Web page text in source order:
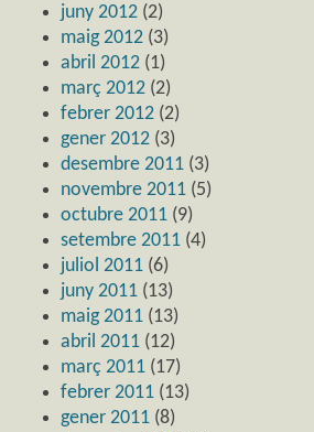
juny 2012 (2)
maig 2012 (3)
abril 2012 (1)
març 2012 (2)
febrer 2012 (2)
gener 2012 (3)
desembre 2011 (3)
novembre 2011 (5)
octubre 2011 (9)
setembre 2011 (4)
juliol 2011 (6)
juny 2011 (13)
maig 2011 (13)
abril 2011 (12)
març 2011 (17)
febrer 2011 (13)
gener 2011 (8)